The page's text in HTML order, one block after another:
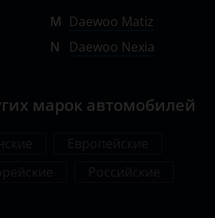
M Daewoo Matiz
N
Daewoo Nexia
марок автомобилей